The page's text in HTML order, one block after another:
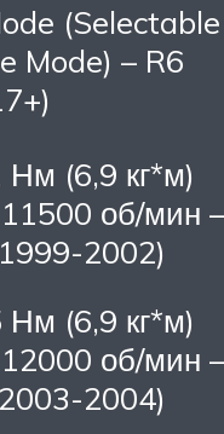
(Selectable
Mode) – R6
Нм (6,9 кг*м)
об/мин –
2002)
Нм (6,9 кг*м)
об/мин –
2004)